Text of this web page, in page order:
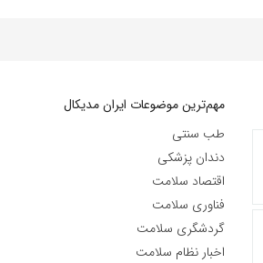
مهم‌ترین موضوعات ایران مدیکال
طب سنتی
دندان پزشکی
اقتصاد سلامت
فناوری سلامت
گردشگری سلامت
اخبار نظام سلامت